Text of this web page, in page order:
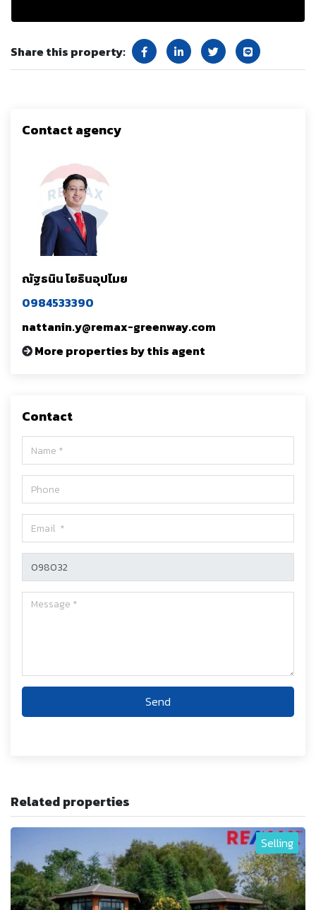
Share this property:
Contact agency
ณัฐธนิน โยธินอุปไมย
0984533390
nattanin.y@remax-greenway.com
More properties by this agent
Contact
Send
Related properties
Selling